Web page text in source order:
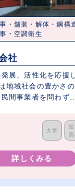
・舗装・解体・鋼構
・空調衛生
社
展、活性化を応援
地域社会の豊かさ
間事業者を問わず...
大学
詳しくみる